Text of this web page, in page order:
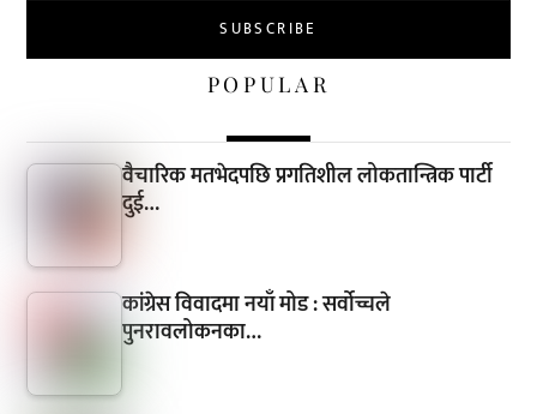
POPULAR
वैचारिक मतभेदपछि प्रगतिशील लोकतान्त्रिक पार्टी
दुई…
कांग्रेस विवादमा नयाँ मोड : सर्वोच्चले
पुनरावलोकनका…